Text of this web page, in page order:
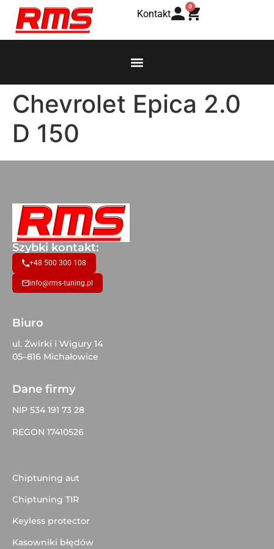
Kontakt
0
Chevrolet Epica 2.0
D 150
Szybki kontakt:
+48 500 300 108
info@rms-tuning.pl
Biuro
ul. Żwirki i Wigury 14
05–816 Michałowice
Dane firmy
NIP 534 191 73 28
REGON 17410526
Chiptuning aut
Chiptuning TIR
Keyless protector
Kasowniki błędów